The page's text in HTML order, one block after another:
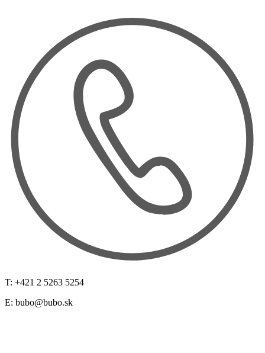
T: +421 2 5263 5254
E: bubo@bubo.sk